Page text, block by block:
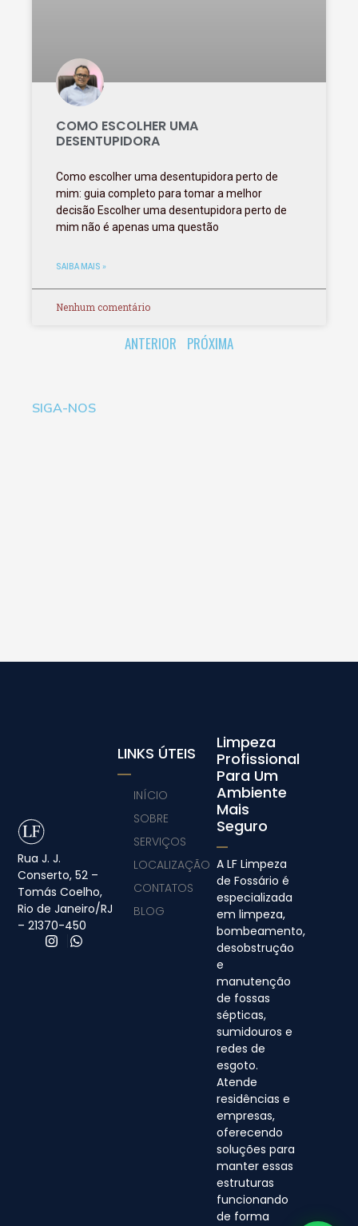
COMO ESCOLHER UMA
DESENTUPIDORA
Como escolher uma desentupidora perto de
mim: guia completo para tomar a melhor
decisão Escolher uma desentupidora perto de
mim não é apenas uma questão
SAIBA MAIS »
Nenhum comentário
ANTERIOR PRÓXIMA
SIGA-NOS
Rua J. J.
Conserto, 52 –
Tomás Coelho,
Rio de Janeiro/RJ
– 21370-450
Limpeza
Profissional
Para Um
Ambiente
Mais
Seguro
A LF Limpeza
de Fossário é
especializada
em limpeza,
bombeamento,
desobstrução
e
manutenção
de fossas
sépticas,
sumidouros e
redes de
esgoto.
Atende
residências e
empresas,
oferecendo
soluções para
manter essas
estruturas
funcionando
de forma
LINKS ÚTEIS
INÍCIO
SOBRE
SERVIÇOS
LOCALIZAÇÃO
CONTATOS
BLOG